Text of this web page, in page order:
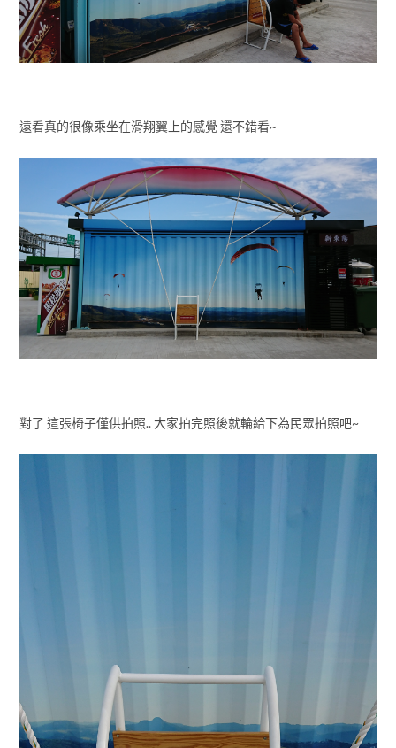
遠看真的很像乘坐在滑翔翼上的感覺 還不錯看~
對了 這張椅子僅供拍照.. 大家拍完照後就輪給下為民眾拍照吧~